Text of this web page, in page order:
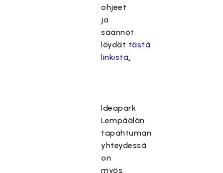
ohjeet
ja
säännöt
löydät tästä
linkistä.
Ideapark
Lempäälän
tapahtuman
yhteydessä
on
myös